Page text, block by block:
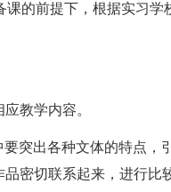
课的前提下，根据实习
教学内容。
突出各种文体的特点，
密切联系起来，进行比